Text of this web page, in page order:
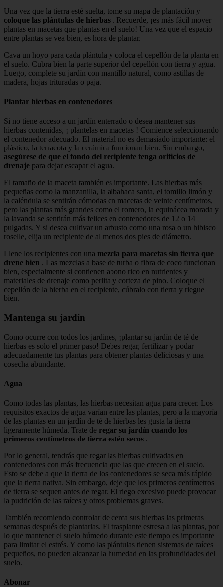
Una vez que la tierra esté suelta, tome su mapa de plantación y
coloque las plántulas de hierbas . Recuerde, ¡es más fácil mover
plantas en macetas que plantas en el suelo! Una vez que el espacio
entre plantas se vea bien, es hora de plantar.
Cava un hoyo para cada plántula y coloca el cepellón de la planta en
el suelo. Cubra bien la parte superior del cepellón con tierra y agua.
Luego, complete su jardín con mantillo natural, como astillas de
madera, hojas trituradas o paja.
Plantar hierbas en contenedores
Si no tiene acceso a un jardín enterrado o desea mantener sus
hierbas contenidas, ¡ plantelas en macetas ! Comience seleccionando
el contenedor adecuado. El material no es demasiado importante: el
plástico, la terracota y la cerámica funcionan bien. Sin embargo,
asegúrese de que el fondo del recipiente tenga orificios de
drenaje para dejar escapar el agua.
El tamaño de la maceta también es importante. Las hierbas más
pequeñas como la manzanilla, la albahaca santa, el tomillo limón y
la caléndula se sentirán cómodas en macetas de veinte centímetros,
pero las plantas más grandes como el romero, la equinácea morada y
la lavanda se sentirán más felices en contenedores de 12 o 14
pulgadas. Y si desea cultivar un arbusto como una rosa o un hibisco
roselle, elija un recipiente de al menos dos pies de diámetro.
Llene los recipientes con una mezcla para macetas sin tierra que
drene bien . Las mezclas a base de turba o fibra de coco funcionan
bien, especialmente si contienen abono rico en nutrientes y
materiales de drenaje como perlita y corteza de pino. Coloque el
cepellón de la hierba en el recipiente, cúbralo con tierra y riegue
bien.
Mantenga su jardín
Como ocurre con todos los jardines, ¡plantar su jardín de té de
hierbas es solo el primer paso! Debes regar, fertilizar y podar
adecuadamente tus plantas para obtener plantas deliciosas y una
cosecha abundante.
Agua
Como todas las plantas, las hierbas necesitan agua para crecer. Los
requisitos exactos de agua varían entre las plantas, pero a la mayoría
de las plantas en un jardín de té de hierbas les gusta la tierra
ligeramente húmeda. Trate de regar su jardín cuando los
primeros centímetros de tierra estén secos .
Por lo general, tendrás que regar las hierbas cultivadas en
contenedores con más frecuencia que las que crecen en el suelo.
Esto se debe a que la tierra de los contenedores se seca más rápido
que la tierra nativa. Sin embargo, deje que los primeros centímetros
de tierra se sequen antes de regar. El riego excesivo puede provocar
la pudrición de las raíces y otros problemas graves.
También recomiendo controlar de cerca sus hierbas las primeras
semanas después de plantarlas. El trasplante estresa a las plantas, por
lo que mantener el suelo húmedo durante este tiempo es importante
para limitar el estrés. Y como las plántulas tienen sistemas de raíces
pequeños, no pueden alcanzar la humedad en las profundidades del
suelo.
Abonar